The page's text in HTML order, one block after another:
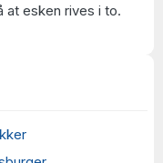
at esken rives i to.